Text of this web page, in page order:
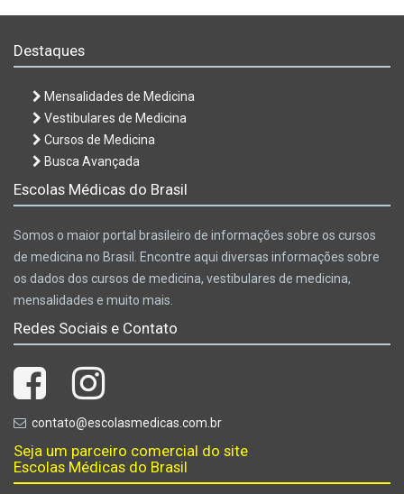
Destaques
Mensalidades de Medicina
Vestibulares de Medicina
Cursos de Medicina
Busca Avançada
Escolas Médicas do Brasil
Somos o maior portal brasileiro de informações sobre os cursos
de medicina no Brasil. Encontre aqui diversas informações sobre
os dados dos cursos de medicina, vestibulares de medicina,
mensalidades e muito mais.
Redes Sociais e Contato
contato@escolasmedicas.com.br
Seja um parceiro comercial do site
Escolas Médicas do Brasil